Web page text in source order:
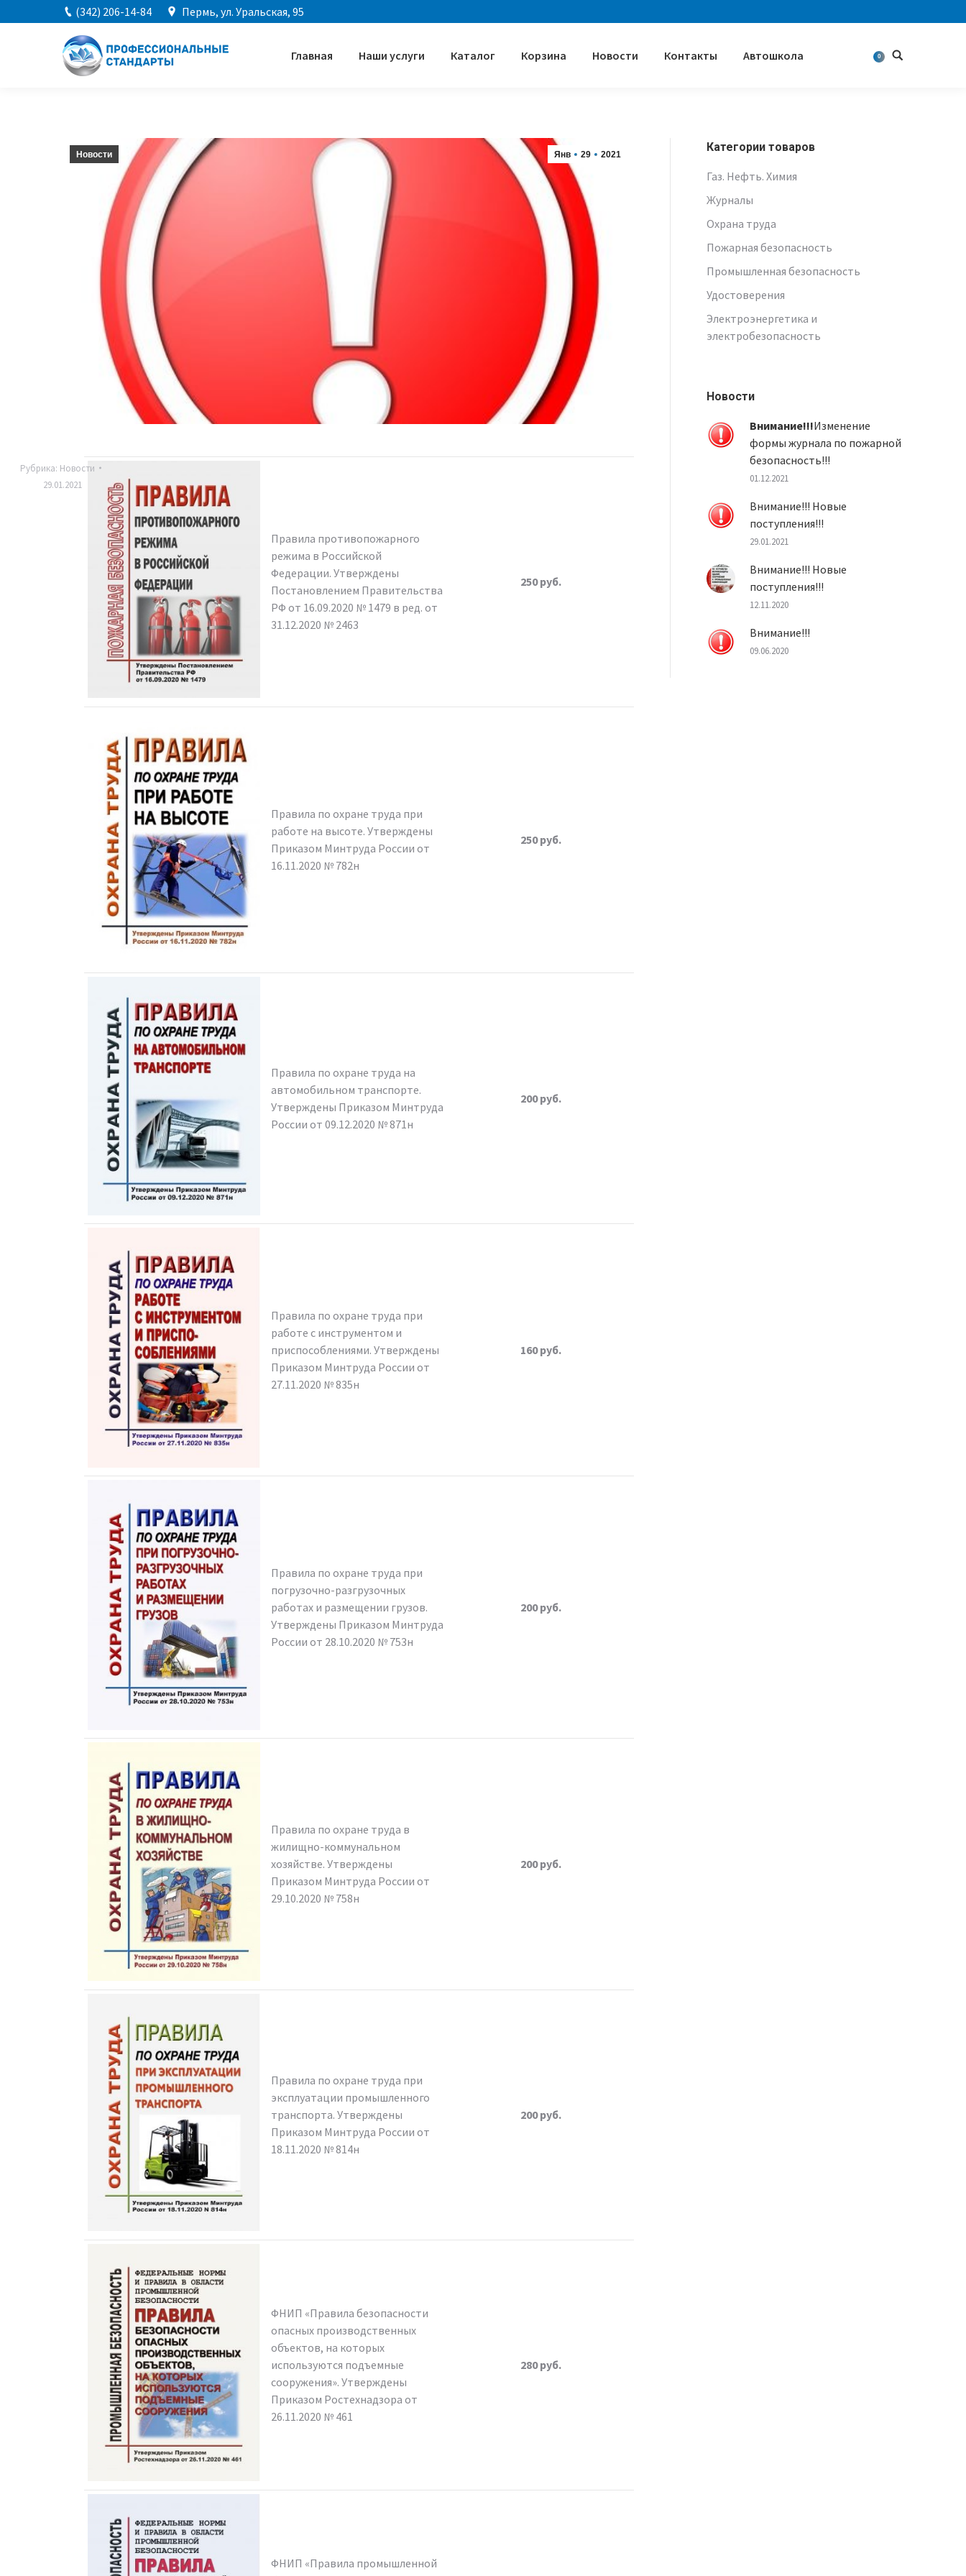
(342) 206-14-84 Пермь, ул. Уральская, 95
Главная Наши услуги Каталог Корзина Новости Контакты Автошкола 0 Поиск
Янв 29 2021
Новости
Правила противопожарного
режима в Российской
Федерации. Утверждены
Постановлением Правительства
РФ от 16.09.2020 № 1479 в ред. от
31.12.2020 № 2463
250 руб.
Правила по охране труда при
работе на высоте. Утверждены
Приказом Минтруда России от
16.11.2020 № 782н
250 руб.
Правила по охране труда на
автомобильном транспорте.
Утверждены Приказом Минтруда
России от 09.12.2020 № 871н
200 руб.
Правила по охране труда при
работе с инструментом и
приспособлениями. Утверждены
Приказом Минтруда России от
27.11.2020 № 835н
160 руб.
Правила по охране труда при
погрузочно-разгрузочных
работах и размещении грузов.
Утверждены Приказом Минтруда
России от 28.10.2020 № 753н
200 руб.
Правила по охране труда в
жилищно-коммунальном
хозяйстве. Утверждены
Приказом Минтруда России от
29.10.2020 № 758н
200 руб.
Правила по охране труда при
эксплуатации промышленного
транспорта. Утверждены
Приказом Минтруда России от
18.11.2020 № 814н
200 руб.
ФНИП «Правила безопасности
опасных производственных
объектов, на которых
используются подъемные
сооружения». Утверждены
Приказом Ростехнадзора от
26.11.2020 № 461
280 руб.
ФНИП «Правила промышленной
Рубрика: Новости
29.01.2021
Категории товаров
Газ. Нефть. Химия
Журналы
Охрана труда
Пожарная безопасность
Промышленная безопасность
Удостоверения
Электроэнергетика и
электробезопасность
Новости
Внимание!!!Изменение
формы журнала по пожарной
безопасность!!!
01.12.2021
Внимание!!! Новые
поступления!!!
29.01.2021
Внимание!!! Новые
поступления!!!
12.11.2020
Внимание!!!
09.06.2020